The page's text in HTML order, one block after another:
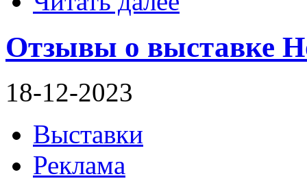
Отзывы о выставке
18-12-2023
Выставки
Реклама